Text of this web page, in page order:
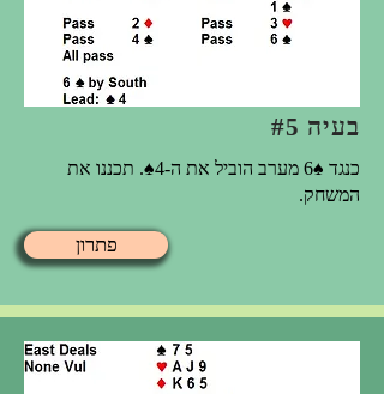
בעיה #5
כנגד ♠6 מערב הוביל את ה-4♠. תכננו את
המשחק.
פתרון